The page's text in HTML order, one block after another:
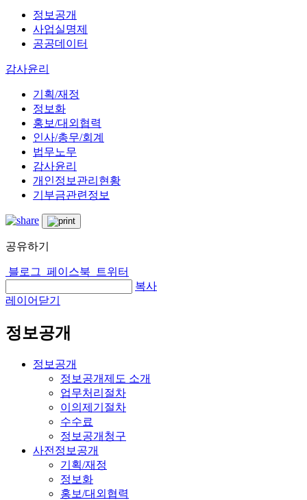
정보공개
사업실명제
공공데이터
감사윤리
기획/재정
정보화
홍보/대외협력
인사/총무/회계
법무노무
감사윤리
개인정보관리현황
기부금관련정보
공유하기
블로그 페이스북
트위터
복사
레이어닫기
정보공개
정보공개
정보공개제도 소개
업무처리절차
이의제기절차
수수료
정보공개청구
사전정보공개
기획/재정
정보화
홍보/대외협력